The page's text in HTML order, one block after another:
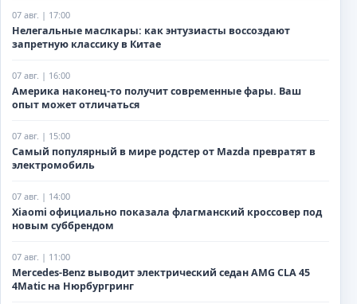
07 авг. | 17:00
Нелегальные маслкары: как энтузиасты воссоздают
запретную классику в Китае
07 авг. | 16:00
Америка наконец-то получит современные фары. Ваш
опыт может отличаться
07 авг. | 15:00
Самый популярный в мире родстер от Mazda превратят в
электромобиль
07 авг. | 14:00
Xiaomi официально показала флагманский кроссовер под
новым суббрендом
07 авг. | 11:00
Mercedes-Benz выводит электрический седан AMG CLA 45
4Matic на Нюрбургринг